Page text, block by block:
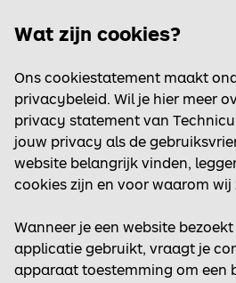
Wat zijn cookies?
Ons cookiestatement maakt
privacybeleid. Wil je hier meer
privacy statement van
jouw privacy als de
website belangrijk vinden,
cookies zijn en voor waarom wij
Wanneer je een website
applicatie gebruikt, vraagt je
apparaat toestemming om een